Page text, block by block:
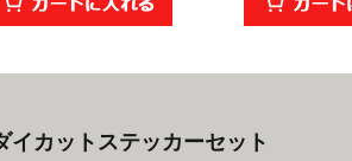
イカットステッカーセット